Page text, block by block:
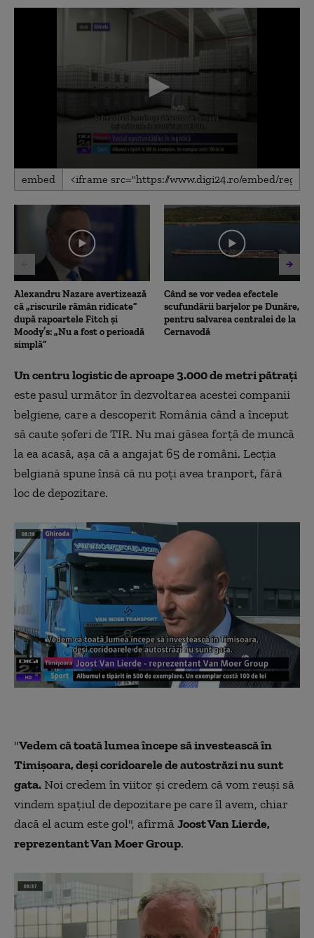
0
seconds
1
minute,
seconds
embed
Alexandru Nazare avertizează
că „riscurile rămân ridicate”
după rapoartele Fitch și
Moody’s: „Nu a fost o perioadă
simplă”
Când se vor vedea efectele
scufundării barjelor pe Dunăre,
pentru salvarea centralei de la
Cernavodă
Un centru logistic de aproape 3.000 de metri pătraţi
este pasul următor în dezvoltarea acestei companii
belgiene, care a descoperit România când a început
să caute şoferi de TIR. Nu mai găsea forţă de muncă
la ea acasă, aşa că a angajat 65 de români. Lecţia
belgiană spune însă că nu poţi avea tranport, fără
loc de depozitare.
"Vedem că toată lumea începe să investească în
Timişoara, deşi coridoarele de autostrăzi nu sunt
gata.Noi credem în viitor şi credem că vom reuşi să
vindem spaţiul de depozitare pe care îl avem, chiar
dacă el acum este gol", afirmăJoost Van Lierde,
reprezentant Van Moer Group.